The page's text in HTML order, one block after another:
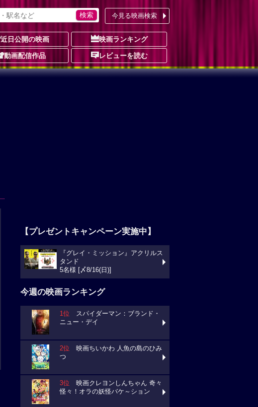
今見る映画検索
近日公開の映画 映画ランキング
動画配信作品 レビューを読む
【プレゼントキャンペーン実施中】
『グレイ・ミッション』アクリルス
タンド
5名様 [〆8/16(日)]
今週の映画ランキング
1位 スパイダーマン：ブランド・
ニュー・デイ
2位 映画ちいかわ 人魚の島のひみ
つ
3位 映画クレヨンしんちゃん 奇々
怪々！オラの妖怪バケ～ション